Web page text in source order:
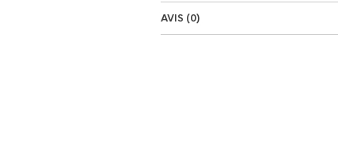
AVIS (0)